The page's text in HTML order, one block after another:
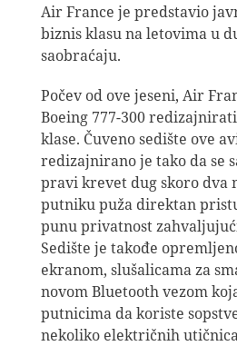
Air France je predstavio
biznis klasu na letovima u
saobraćaju.
Počev od ove jeseni, Air
Boeing 777-300
klase. Čuveno sedište ove
redizajnirano je tako da se
pravi krevet dug skoro dva
putniku puža direktan
punu privatnost
Sedište je takođe
ekranom, slušalicama za
novom Bluetooth vezom
putnicima da koriste
nekoliko električnih